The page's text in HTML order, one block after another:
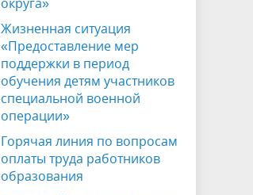
Жизненная ситуация
«Предоставление мер
поддержки в период
обучения детям участников
специальной военной
операции»
Горячая линия по вопросам
оплаты труда работников
образования